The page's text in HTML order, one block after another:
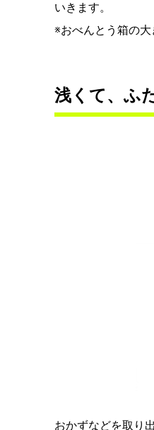
いきます。
※おべんとう箱の大
浅くて、ふ
おかずなどを取り